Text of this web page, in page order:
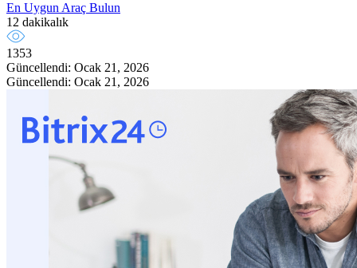
En Uygun Araç Bulun
12 dakikalık
1353
Güncellendi: Ocak 21, 2026
Güncellendi: Ocak 21, 2026